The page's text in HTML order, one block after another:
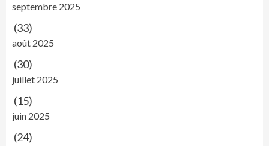
septembre 2025
(33)
août 2025
(30)
juillet 2025
(15)
juin 2025
(24)